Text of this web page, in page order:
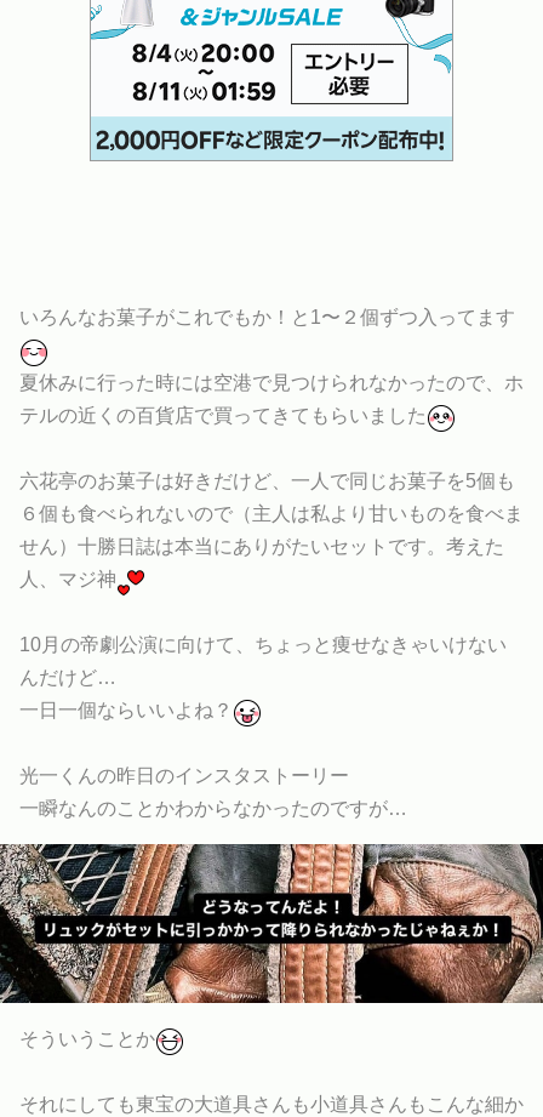
いろんなお菓子がこれでもか！と1〜２個ずつ入ってます
夏休みに行った時には空港で見つけられなかったので、ホ
テルの近くの百貨店で買ってきてもらいました
六花亭のお菓子は好きだけど、一人で同じお菓子を5個も
６個も食べられないので（主人は私より甘いものを食べま
せん）十勝日誌は本当にありがたいセットです。考えた
人、マジ神
10月の帝劇公演に向けて、ちょっと痩せなきゃいけない
んだけど…
一日一個ならいいよね？
光一くんの昨日のインスタストーリー
一瞬なんのことかわからなかったのですが…
そういうことか
それにしても東宝の大道具さんも小道具さんもこんな細か